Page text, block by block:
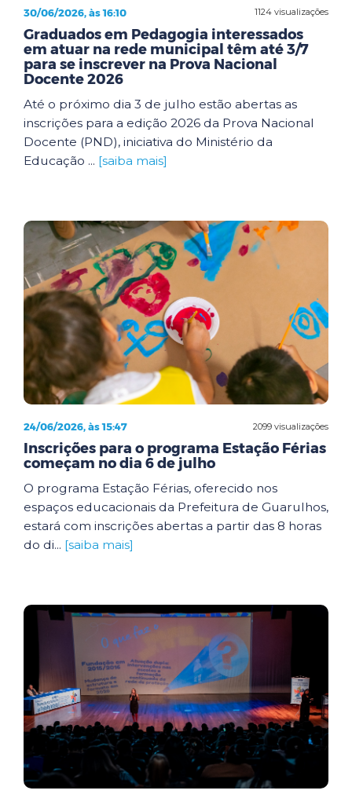
1124 visualizações
30/06/2026, às 16:10
Graduados em Pedagogia interessados
em atuar na rede municipal têm até 3/7
para se inscrever na Prova Nacional
Docente 2026
Até o próximo dia 3 de julho estão abertas as
inscrições para a edição 2026 da Prova Nacional
Docente (PND), iniciativa do Ministério da
Educação ... [saiba mais]
2099 visualizações
24/06/2026, às 15:47
Inscrições para o programa Estação Férias
começam no dia 6 de julho
O programa Estação Férias, oferecido nos
espaços educacionais da Prefeitura de Guarulhos,
estará com inscrições abertas a partir das 8 horas
do di... [saiba mais]